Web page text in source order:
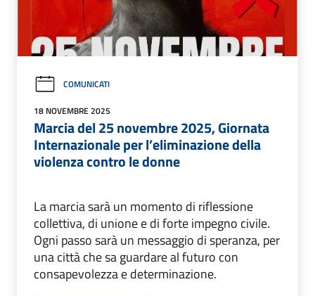
COMUNICATI
18 NOVEMBRE 2025
Marcia del 25 novembre 2025, Giornata
Internazionale per l’eliminazione della
violenza contro le donne
La marcia sarà un momento di riflessione
collettiva, di unione e di forte impegno civile.
Ogni passo sarà un messaggio di speranza, per
una città che sa guardare al futuro con
consapevolezza e determinazione.